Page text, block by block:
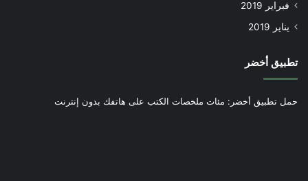
فبراير 2019
يناير 2019
تطبيق أخضر
حمل تطبيق أخضر: مئات ملخصات الكتب على هاتفك بدون إنترنت